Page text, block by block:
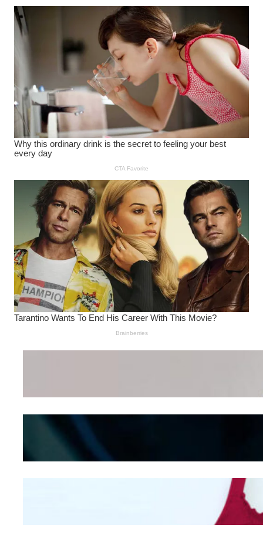
Wanita Pamer Pakaian
Kepribadian
Mengintip Kepribadian
Wanita Dari Warna Bra